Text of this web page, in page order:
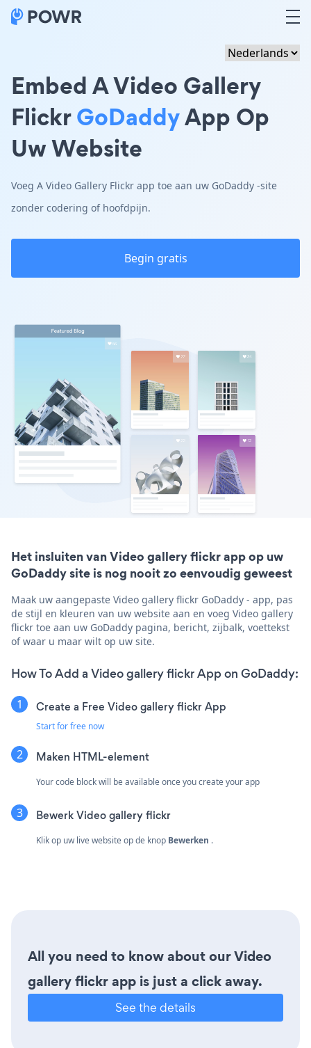
Embed A Video Gallery
FlickrGoDaddyApp Op
Uw Website
Voeg A Video Gallery Flickr app toe aan uw GoDaddy -site
zonder codering of hoofdpijn.
Begin gratis
Het insluiten van Video gallery flickr app op uw
GoDaddy site is nog nooit zo eenvoudig geweest
Maak uw aangepaste Video gallery flickr GoDaddy - app, pas
de stijl en kleuren van uw website aan en voeg Video gallery
flickr toe aan uw GoDaddy pagina, bericht, zijbalk, voettekst
of waar u maar wilt op uw site.
How To Add a Video gallery flickr App on GoDaddy:
Create a Free Video gallery flickr App
Start for free now
Maken HTML-element
Your code block will be available once you create your app
Bewerk Video gallery flickr
Klik op uw live website op de knop Bewerken .
All you need to know about our Video
gallery flickr app is just a click away.
See the details